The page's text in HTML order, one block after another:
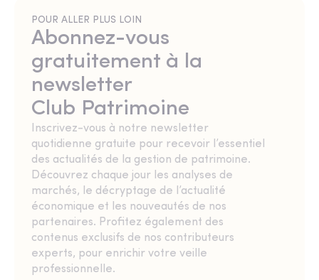
POUR ALLER PLUS LOIN
Abonnez-vous
gratuitement à la
newsletter
Club Patrimoine
Inscrivez-vous à notre newsletter
quotidienne gratuite pour recevoir l’essentiel
des actualités de la gestion de patrimoine.
Découvrez chaque jour les analyses de
marchés, le décryptage de l’actualité
économique et les nouveautés de nos
partenaires. Profitez également des
contenus exclusifs de nos contributeurs
experts, pour enrichir votre veille
professionnelle.